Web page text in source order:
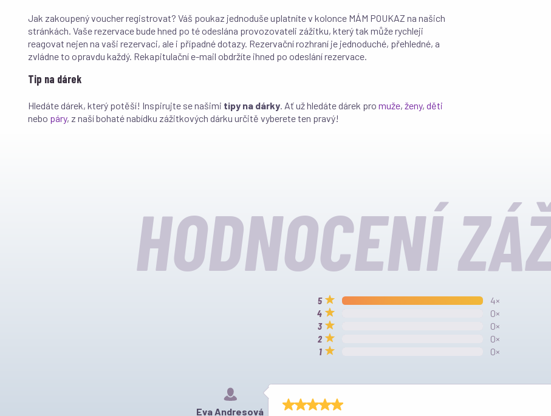
Jak zakoupený voucher registrovat? Váš poukaz jednoduše uplatníte v kolonce MÁM POUKAZ na našich
stránkách. Vaše rezervace bude hned po té odeslána provozovateli zážitku, který tak může rychleji
reagovat nejen na vaši rezervaci, ale i případné dotazy. Rezervační rozhraní je jednoduché, přehledné, a
zvládne to opravdu každý. Rekapitulační e-mail obdržíte ihned po odeslání rezervace.
Tip na dárek
Hledáte dárek, který potěší! Inspirujte se našimi tipy na dárky . Ať už hledáte dárek promuže,ženy,děti
nebo páry, z naší bohaté nabídku zážitkových dárku určitě vyberete ten pravý!
HODNOCENÍ
4×
0×
0×
0×
0×
Eva Andresová